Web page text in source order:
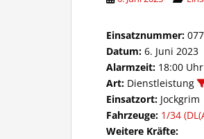
Einsatznummer:
Datum: 6. Juni 2023
Alarmzeit: 18:00 Uhr
Art: Dienstleistung
Einsatzort: Jockgrim
Fahrzeuge: 1/34
Weitere Kräfte: